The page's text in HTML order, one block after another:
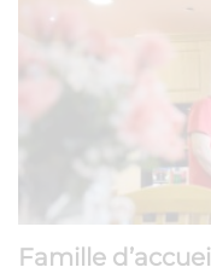
Famille d’accueil